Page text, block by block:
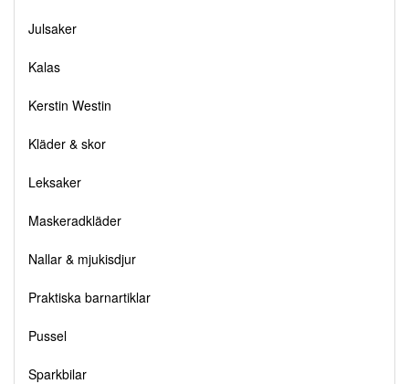
Julsaker
Kalas
Kerstin Westin
Kläder & skor
Leksaker
Maskeradkläder
Nallar & mjukisdjur
Praktiska barnartiklar
Pussel
Sparkbilar